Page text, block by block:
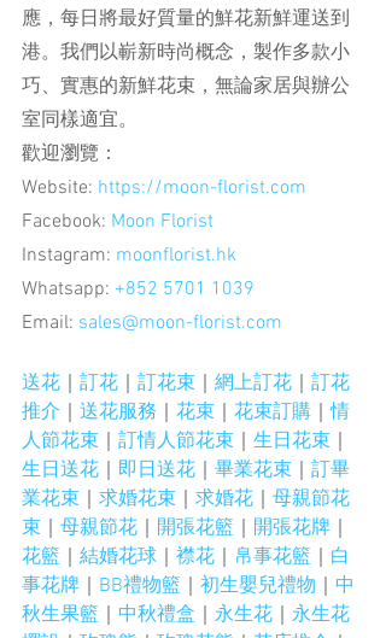
應，每日將最好質量的鮮花新鮮運送到
港。我們以嶄新時尚概念，製作多款小
巧、實惠的新鮮花束，無論家居與辦公
室同樣適宜。
歡迎瀏覽：
Website: https://moon-florist.com
Facebook: Moon Florist
Instagram: moonflorist.hk
Whatsapp: +852 5701 1039
Email: sales@moon-florist.com
送花 訂花 訂花束 網上訂花
訂花
推介
送花服務 花束 花束訂購 ｜情
人節花束
訂情人節花束 生日花束
生日送花
即日送花 畢業花束
訂畢
業花束
求婚花束 求婚花
母親節花
束
母親節花 開張花籃 開張花牌
花籃
結婚花球 襟花 帛事花籃
白
事花牌
BB禮物籃 初生嬰兒禮物
中
秋生果籃
中秋禮盒 永生花
永生花